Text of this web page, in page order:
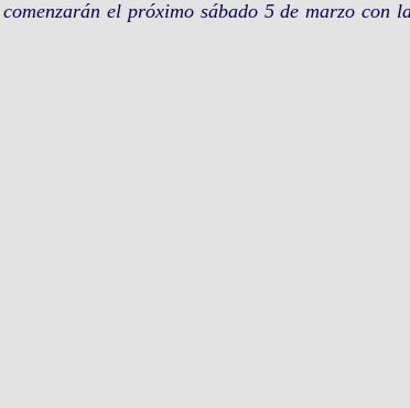
el próximo sábado 5 de marzo con